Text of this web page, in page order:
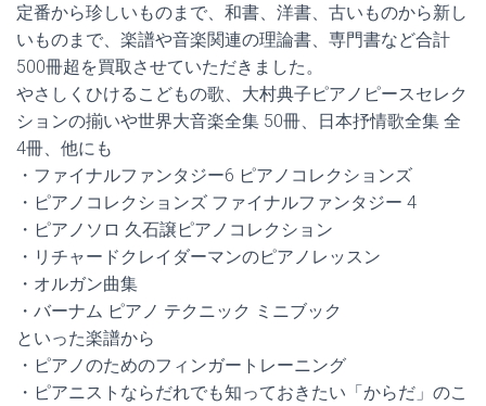
定番から珍しいものまで、和書、洋書、古いものから新し
いものまで、楽譜や音楽関連の理論書、専門書など合計
500冊超を買取させていただきました。
やさしくひけるこどもの歌、大村典子ピアノピースセレク
ションの揃いや世界大音楽全集 50冊、日本抒情歌全集 全
4冊、他にも
・ファイナルファンタジー6 ピアノコレクションズ
・ピアノコレクションズ ファイナルファンタジー 4
・ピアノソロ 久石譲ピアノコレクション
・リチャードクレイダーマンのピアノレッスン
・オルガン曲集
・バーナム ピアノ テクニック ミニブック
といった楽譜から
・ピアノのためのフィンガートレーニング
・ピアニストならだれでも知っておきたい「からだ」のこ